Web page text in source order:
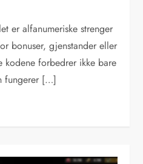
er alfanumeriske strenger
bonuser, gjenstander eller
kodene forbedrer ikke bare
fungerer […]